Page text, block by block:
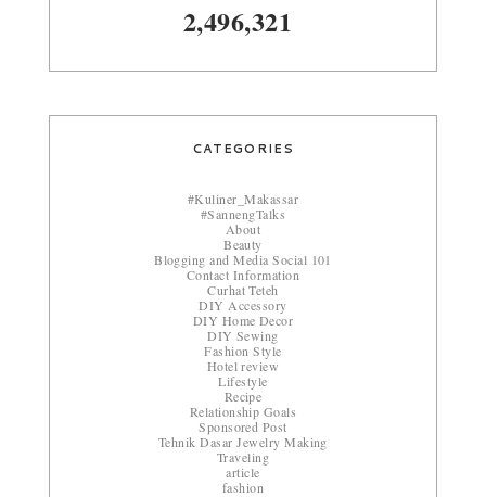
2,496,321
CATEGORIES
#Kuliner_Makassar
#SannengTalks
About
Beauty
Blogging and Media Social 101
Contact Information
Curhat Teteh
DIY Accessory
DIY Home Decor
DIY Sewing
Fashion Style
Hotel review
Lifestyle
Recipe
Relationship Goals
Sponsored Post
Tehnik Dasar Jewelry Making
Traveling
article
fashion